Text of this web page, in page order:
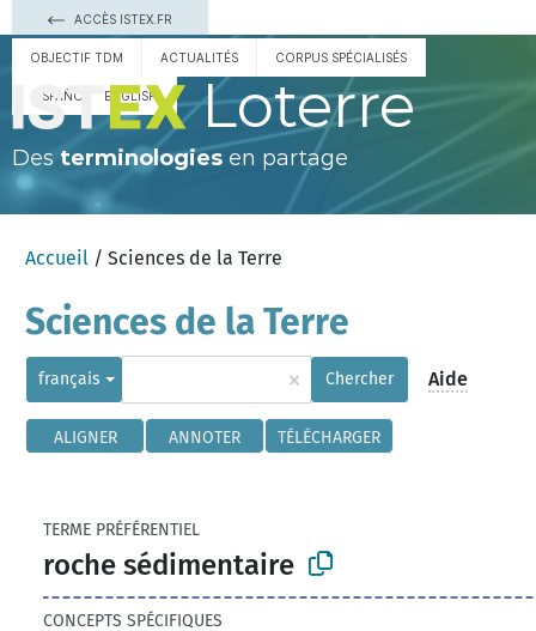
ACCÈS ISTEX.FR
OBJECTIF TDM ACTUALITÉS CORPUS SPÉCIALISÉS
ESPAÑOL ENGLISH Loterre
Des terminologies en partage
Accueil / Sciences de la Terre
Sciences de la Terre
français × Chercher Aide
ALIGNER ANNOTER TÉLÉCHARGER
TERME PRÉFÉRENTIEL
roche sédimentaire
CONCEPTS SPÉCIFIQUES